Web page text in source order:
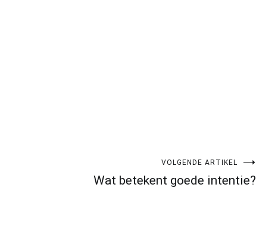
VOLGENDE ARTIKEL
Wat betekent goede intentie?